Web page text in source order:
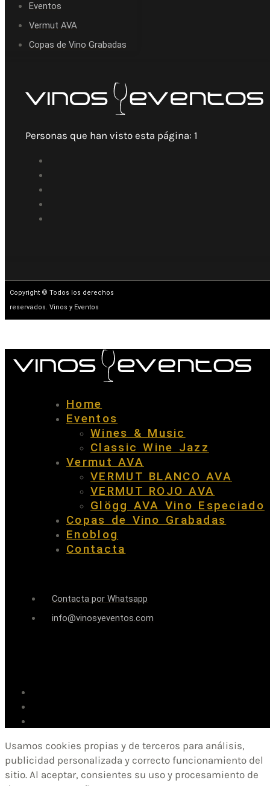
Eventos
Vermut AVA
Copas de Vino Grabadas
Personas que han visto esta página: 1
Copyright © Todos los derechos
reservados. Vinos y Eventos
Home
Eventos
Wines & Music
Classic Wine Jazz
Vermut AVA
VERMUT BLANCO AVA
VERMUT ROJO AVA
Glögg AVA Vino Especiado
Copas de Vino Grabadas
Enoblog
Contacta
Contacta por Whatsapp
info@vinosyeventos.com
Usamos cookies propias y de terceros para análisis,
publicidad personalizada y correcto funcionamiento del
sitio. Al aceptar, consientes su uso y procesamiento de